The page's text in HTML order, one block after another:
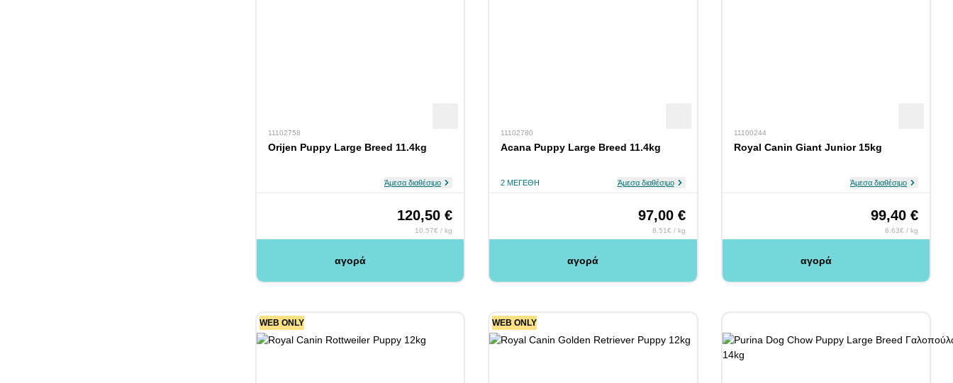
11102758
Orijen Puppy Large Breed 11.4kg
Άμεσα διαθέσιμο
120,50 €
10.57€ / kg
αγορά
11102780
Acana Puppy Large Breed 11.4kg
2 ΜΕΓΈΘΗ Άμεσα διαθέσιμο
97,00 €
8.51€ / kg
αγορά
11100244
Royal Canin Giant Junior 15kg
Άμεσα διαθέσιμο
99,40 €
6.63€ / kg
αγορά
WEB ONLY WEB ONLY